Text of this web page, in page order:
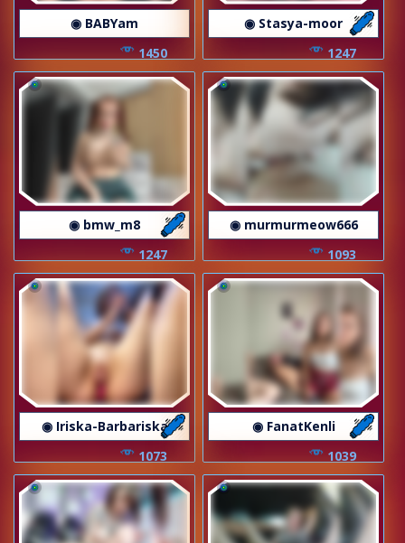
◉ BABYam
1450
◉ Stasya-moor
1247
◉ bmw_m8
1247
◉ murmurmeow666
1093
◉ Iriska-Barbariska
1073
◉ FanatKenli
1039